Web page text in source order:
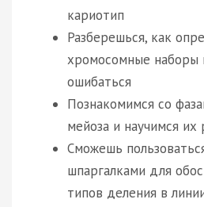
кариотип
Разберешься, как
хромосомные наборы
ошибаться
Познакомимся со
мейоза и научимся их
Сможешь
шпаргалками для
типов деления в